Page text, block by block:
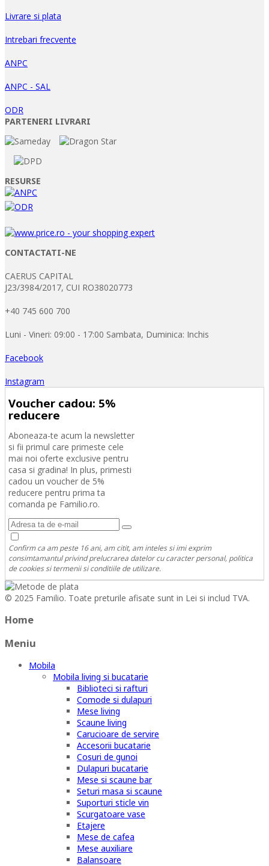
Livrare si plata
Intrebari frecvente
ANPC
ANPC - SAL
ODR
PARTENERI LIVRARI
RESURSE
CONTACTATI-NE
CAERUS CAPITAL
J23/3984/2017, CUI RO38020773
+40 745 600 700
Luni - Vineri: 09:00 - 17:00 Sambata, Duminica: Inchis
Facebook
Instagram
Voucher cadou: 5%
reducere
Aboneaza-te acum la newsletter
si fii primul care primeste cele
mai noi oferte exclusive pentru
casa si gradina! In plus, primesti
cadou un voucher de 5%
reducere pentru prima ta
comanda pe Familio.ro.
Confirm ca am peste 16 ani, am citit, am inteles si imi exprim
consimtamantul privind prelucrarea datelor cu caracter personal, politica
de cookies si termenii si conditiile de utilizare.
© 2025 Familio. Toate preturile afisate sunt in Lei si includ TVA.
Home
Meniu
Mobila
Mobila living si bucatarie
Biblioteci si rafturi
Comode si dulapuri
Mese living
Scaune living
Carucioare de servire
Accesorii bucatarie
Cosuri de gunoi
Dulapuri bucatarie
Mese si scaune bar
Seturi masa si scaune
Suporturi sticle vin
Scurgatoare vase
Etajere
Mese de cafea
Mese auxiliare
Balansoare